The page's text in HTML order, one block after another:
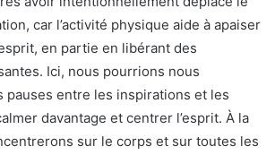
car l’activité physique aide à apaiser
en partie en libérant des
Ici, nous pourrions nous
pauses entre les inspirations et les
davantage et centrer l’esprit. À la
sur le corps et sur toutes les